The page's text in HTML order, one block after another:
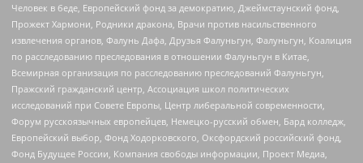
Человек в беде, Европейский фонд за демократию, Джеймстаунский фонд,
Прожект Хармони, Родники дракона, Врачи против насильственного
извлечения органов, Фалунь Дафа, Друзья Фалуньгун, Фалуньгун, Коалиция
по расследованию преследования в отношении Фалуньгун в Китае,
Всемирная организация по расследованию преследований Фалуньгун,
Пражский гражданский центр, Ассоциация школ политических
исследований при Совете Европы, Центр либеральной современности,
Форум русскоязычных европейцев, Немецко-русский обмен, Бард колледж,
Европейский выбор, Фонд Ходорковского, Оксфордский российский фонд,
Фонд Будущее России, Компания свободы информации, Проект Медиа,